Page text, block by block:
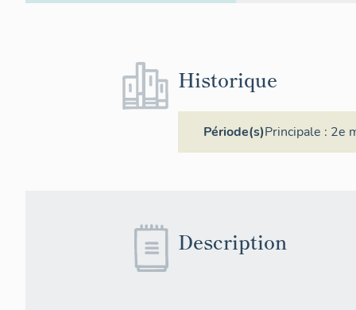
Historique
Période(s)Principale : 2e
Description